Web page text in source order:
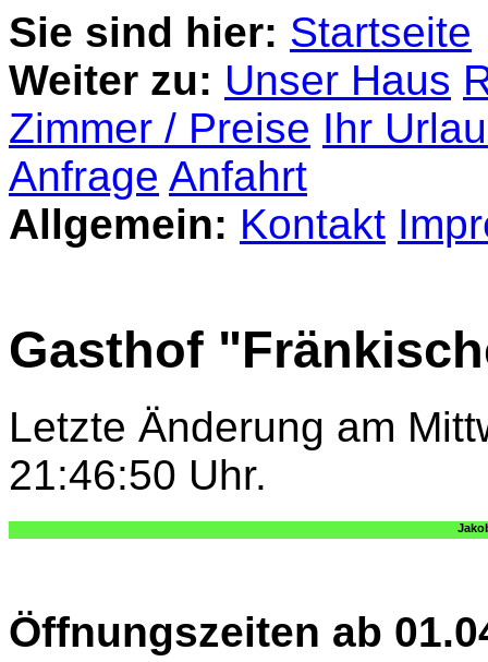
Sie sind hier: Startseite
Weiter zu: Unser Haus
Zimmer / Preise Ihr
Anfrage Anfahrt
Allgemein: Kontakt
Gasthof
Letzte Änderung am
21:46:50 Uhr.
Öffnungszeiten ab